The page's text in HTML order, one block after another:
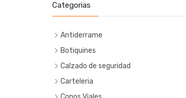
Categorias
Antiderrame
Botiquines
Calzado de seguridad
Accesorios
Botas de cuero
Carteleria
22 x 28